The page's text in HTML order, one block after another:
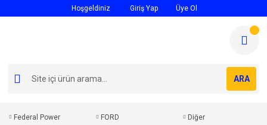
Hoşgeldiniz Giriş Yap Üye Ol
ARA
Federal Power FORD Diğer